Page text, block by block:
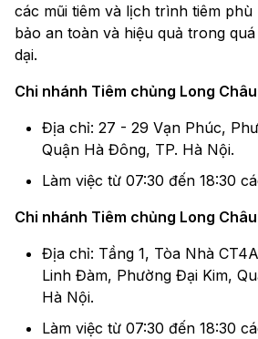
các mũi tiêm và lịch trình tiêm
bảo an toàn và hiệu quả trong
dại.
Chi nhánh Tiêm chủng Long
Địa chỉ: 27 - 29 Vạn Phúc,
Quận Hà Đông, TP. Hà Nội.
Làm việc từ 07:30 đến 18:30
Chi nhánh Tiêm chủng Long
Địa chỉ: Tầng 1, Tòa Nhà
Linh Đàm, Phường Đại Kim,
Hà Nội.
Làm việc từ 07:30 đến 18:30